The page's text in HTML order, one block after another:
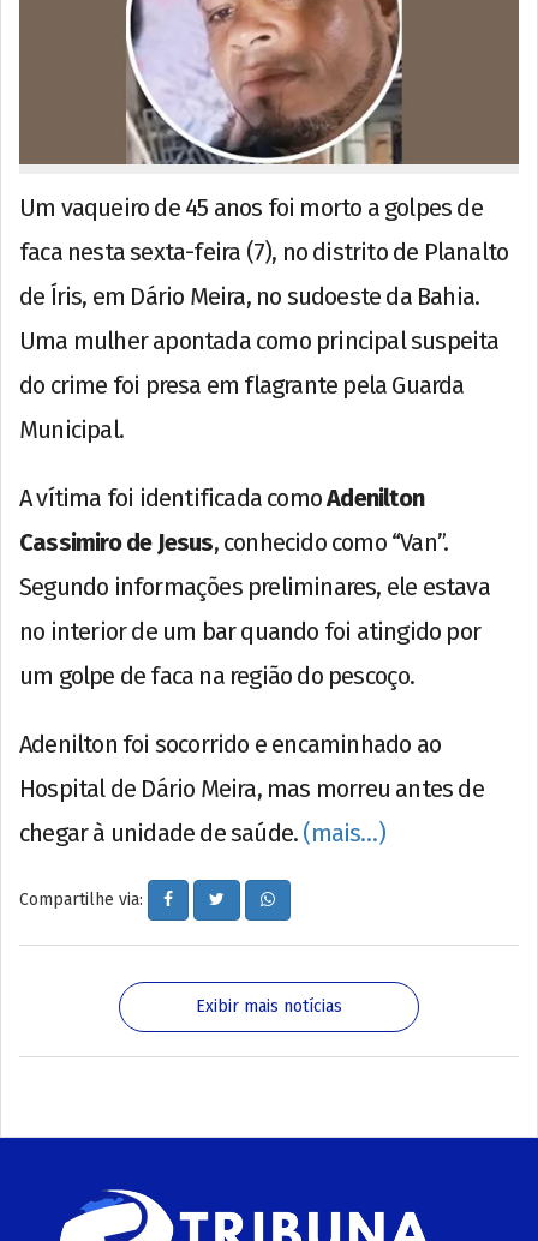
Um vaqueiro de 45 anos foi morto a golpes de
faca nesta sexta-feira (7), no distrito de Planalto
de Íris, em Dário Meira, no sudoeste da Bahia.
Uma mulher apontada como principal suspeita
do crime foi presa em flagrante pela Guarda
Municipal.
A vítima foi identificada comoAdenilton
Cassimiro de Jesus, conhecido como “Van”.
Segundo informações preliminares, ele estava
no interior de um bar quando foi atingido por
um golpe de faca na região do pescoço.
Adenilton foi socorrido e encaminhado ao
Hospital de Dário Meira, mas morreu antes de
chegar à unidade de saúde. (mais…)
Compartilhe via:
Exibir mais notícias